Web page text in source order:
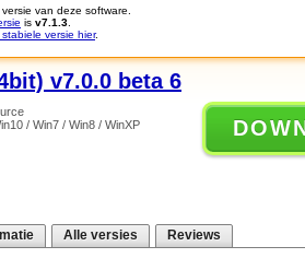
van deze software.
is v7.1.3
versie hier.
v7.0.0 beta 6
/ Win7 / Win8 / WinXP
Alle versies Reviews